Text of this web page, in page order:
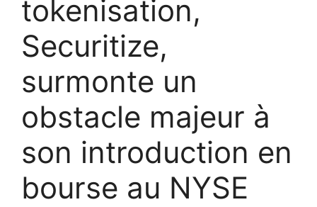
tokenisation,
Securitize,
surmonte un
obstacle majeur à
son introduction en
bourse au NYSE